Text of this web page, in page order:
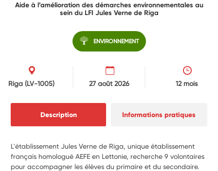
Aide à l’amélioration des démarches environnementales au
sein du LFI Jules Verne de Riga
ENVIRONNEMENT
Riga(LV-1005) 27 août 2026 12 mois
Description Informations pratiques
L'établissement Jules Verne de Riga, unique établissement
français homologué AEFE en Lettonie, recherche 9 volontaires
pour accompagner les élèves du primaire et du secondaire.